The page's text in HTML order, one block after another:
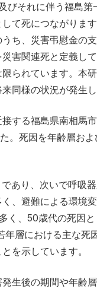
びそれに伴う福島
て死につながりま
ち、災害弔慰金
害関連死と定義し
られています。本
同様の状況が発生
する福島県南相馬
。死因を年齢層お
あり、次いで呼吸
、避難による環境
く、50歳代の死因
層における主な
を示しています。
生後の期間や年齢